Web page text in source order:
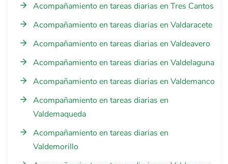
Acompañamiento en tareas diarias en Tres Cantos
Acompañamiento en tareas diarias en Valdaracete
Acompañamiento en tareas diarias en Valdeavero
Acompañamiento en tareas diarias en Valdelaguna
Acompañamiento en tareas diarias en Valdemanco
Acompañamiento en tareas diarias en
Valdemaqueda
Acompañamiento en tareas diarias en
Valdemorillo